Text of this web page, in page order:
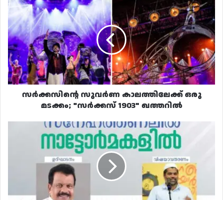
സുവർണ
കാലത്തിലേക്ക്
ഒരു
മടക്കം;
"സർക്കസ്
1903"
ഖത്തറിൽ
സർക്കസിന്റെ സുവർണ കാലത്തിലേക്ക് ഒരു
മടക്കം; "സർക്കസ് 1903" ഖത്തറിൽ
"സ്നേഹത്തണലിൽ
നാട്ടോർമ്മകളിൽ"